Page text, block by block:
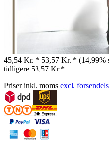
45,54 Kr. * 53,57 Kr. * (14,99%
tidligere 53,57 Kr.*
Priser inkl. moms excl.